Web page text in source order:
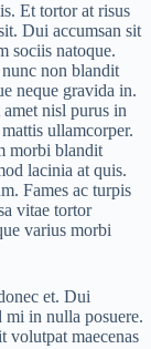
Et tortor at risus
Dui accumsan sit
sociis natoque.
non blandit
neque gravida in.
nisl purus in
ullamcorper.
morbi blandit
lacinia at quis.
Fames ac turpis
vitae tortor
varius morbi
et. Dui
in nulla posuere.
volutpat maecenas